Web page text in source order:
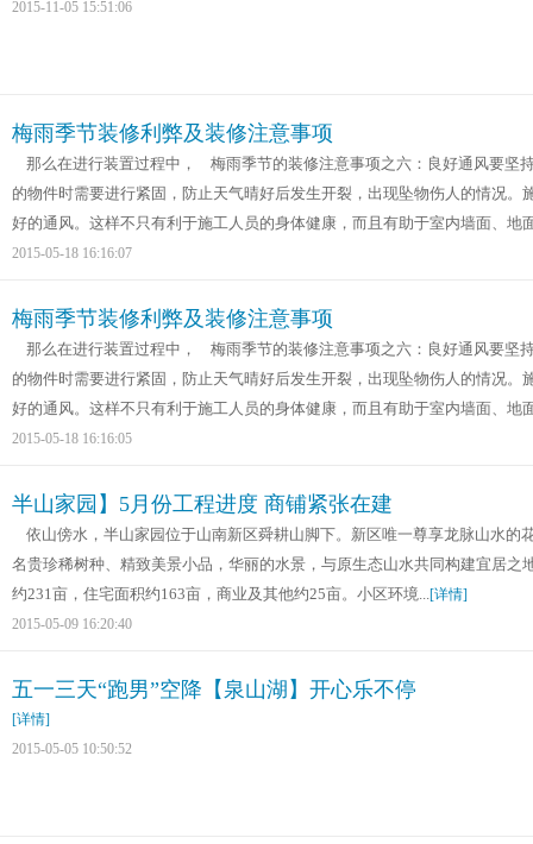
2015-11-05 15:51:06
梅雨季节装修利弊及装修注意事项
那么在进行装置过程中， 梅雨季节的装修注意事项之六：良好通风要坚
的物件时需要进行紧固，防止天气晴好后发生开裂，出现坠物伤人的情况。
好的通风。这样不只有利于施工人员的身体健康，而且有助于室内墙面、地
2015-05-18 16:16:07
梅雨季节装修利弊及装修注意事项
那么在进行装置过程中， 梅雨季节的装修注意事项之六：良好通风要坚
的物件时需要进行紧固，防止天气晴好后发生开裂，出现坠物伤人的情况。
好的通风。这样不只有利于施工人员的身体健康，而且有助于室内墙面、地
2015-05-18 16:16:05
半山家园】5月份工程进度 商铺紧张在建
依山傍水，半山家园位于山南新区舜耕山脚下。新区唯一尊享龙脉山水的
名贵珍稀树种、精致美景小品，华丽的水景，与原生态山水共同构建宜居之
约231亩，住宅面积约163亩，商业及其他约25亩。小区环境...[详情]
2015-05-09 16:20:40
五一三天“跑男”空降【泉山湖】开心乐不停
[详情]
2015-05-05 10:50:52